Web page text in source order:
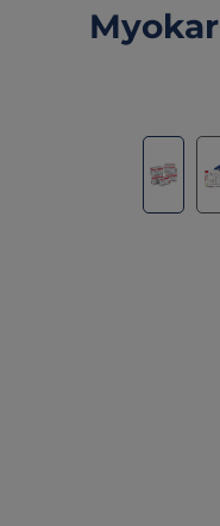
Bildergalerie